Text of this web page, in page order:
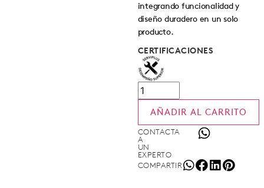
integrando funcionalidad y
diseño duradero en un solo
producto.
CERTIFICACIONES
AÑADIR AL CARRITO
CONTACTA
A
UN
EXPERTO
COMPARTIR